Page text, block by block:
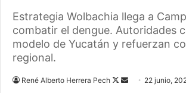
Estrategia Wolbachia llega a
combatir el dengue. Autoridades
modelo de Yucatán y refuerzan
regional.
René Alberto Herrera Pech
Follow
Send 22 junio,